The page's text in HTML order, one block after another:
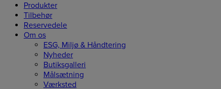
Produkter
Tilbehør
Reservedele
Om os
ESG, Miljø & Håndtering
Nyheder
Butiksgalleri
Målsætning
Værksted